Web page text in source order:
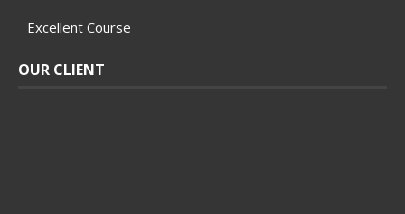
Excellent Course
OUR CLIENT